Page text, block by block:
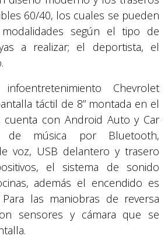
60/40, los cuales se pueden
según el tipo de
a realizar; el deportista, el
Chevrolet
táctil de 8” montada en el
con Android Auto y Car
de música por Bluetooth,
voz, USB delantero y trasero
el sistema de sonido
además el encendido es
las maniobras de reversa
sensores y cámara que se